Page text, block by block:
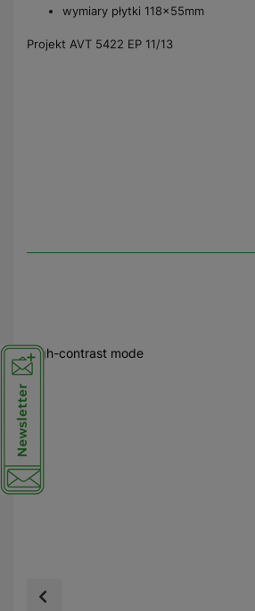
wymiary płytki 118x55mm
Projekt AVT 5422 EP 11/13
High-contrast mode